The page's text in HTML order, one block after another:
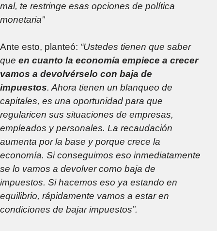
mal, te restringe esas opciones de política
monetaria”
Ante esto, planteó: “Ustedes tienen que saber
que en cuanto la economía empiece a crecer
vamos a devolvérselo con baja de
impuestos. Ahora tienen un blanqueo de
capitales, es una oportunidad para que
regularicen sus situaciones de empresas,
empleados y personales. La recaudación
aumenta por la base y porque crece la
economía. Si conseguimos eso inmediatamente
se lo vamos a devolver como baja de
impuestos. Si hacemos eso ya estando en
equilibrio, rápidamente vamos a estar en
condiciones de bajar impuestos”.